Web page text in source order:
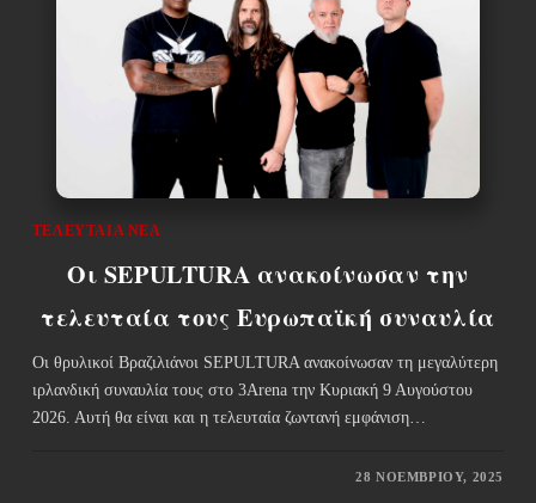
ΤΕΛΕΥΤΑΊΑ ΝΈΑ
Οι SEPULTURA ανακοίνωσαν την
τελευταία τους Ευρωπαϊκή συναυλία
Οι θρυλικοί Βραζιλιάνοι SEPULTURA ανακοίνωσαν τη μεγαλύτερη
ιρλανδική συναυλία τους στο 3Arena την Κυριακή 9 Αυγούστου
2026. Αυτή θα είναι και η τελευταία ζωντανή εμφάνιση…
28 ΝΟΕΜΒΡΊΟΥ, 2025